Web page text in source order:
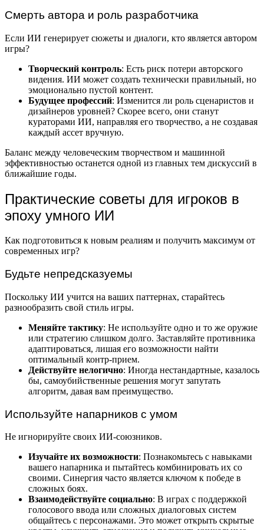
Смерть автора и роль разработчика
Если ИИ генерирует сюжеты и диалоги, кто является автором
игры?
Творческий контроль: Есть риск потери авторского
видения. ИИ может создать технически правильный, но
эмоционально пустой контент.
Будущее профессий: Изменится ли роль сценаристов и
дизайнеров уровней? Скорее всего, они станут
кураторами ИИ, направляя его творчество, а не создавая
каждый ассет вручную.
Баланс между человеческим творчеством и машинной
эффективностью останется одной из главных тем дискуссий в
ближайшие годы.
Практические советы для игроков в
эпоху умного ИИ
Как подготовиться к новым реалиям и получить максимум от
современных игр?
Будьте непредсказуемы
Поскольку ИИ учится на ваших паттернах, старайтесь
разнообразить свой стиль игры.
Меняйте тактику: Не используйте одно и то же оружие
или стратегию слишком долго. Заставляйте противника
адаптироваться, лишая его возможности найти
оптимальный контр-прием.
Действуйте нелогично: Иногда нестандартные, казалось
бы, самоубийственные решения могут запутать
алгоритм, давая вам преимущество.
Используйте напарников с умом
Не игнорируйте своих ИИ-союзников.
Изучайте их возможности: Познакомьтесь с навыками
вашего напарника и пытайтесь комбинировать их со
своими. Синергия часто является ключом к победе в
сложных боях.
Взаимодействуйте социально: В играх с поддержкой
голосового ввода или сложных диалоговых систем
общайтесь с персонажами. Это может открыть скрытые